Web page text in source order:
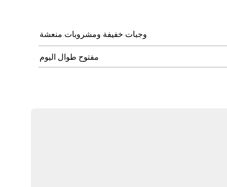
وجبات خفيفة ومشروبات منعشة
مفتوح طوال اليوم